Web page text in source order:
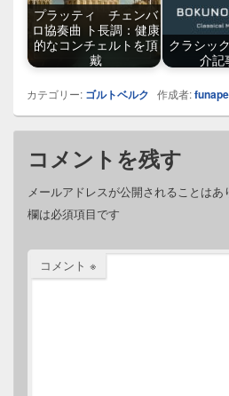
プラッティ チェンバ
ロ協奏曲 ト長調：健康
的なコンチェルトを頂
戴
クラシッ
介記
カテゴリー: ゴルトベルク 作成者:
コメントを残す
メールアドレスが公開されることはあ
欄は必須項目です
コメント ※